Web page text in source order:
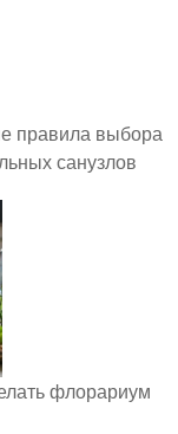
правила выбора
санузлов
флорариум